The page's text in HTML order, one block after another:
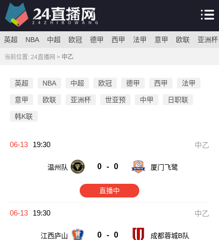
英超 NBA 中超 欧冠 德甲 西甲 法甲 意甲 欧联 亚洲杯
当前位置: 24直播网 > 中乙
英超 NBA 中超 欧冠 德甲 西甲 法甲
意甲 欧联 亚洲杯 世亚预 中甲 日职联
韩K联
06-13 19:30 中乙
温州队 0 - 0 厦门飞鹭
直播中
06-13 19:30 中乙
江西庐山 0 - 0 成都蓉城B队